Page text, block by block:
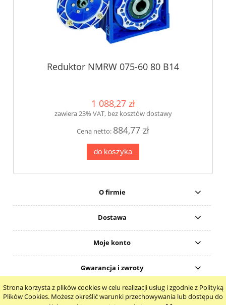
Strona korzysta z plików cookies w celu realizacji usług i zgodnie z Polityką
Plików Cookies. Możesz określić warunki przechowywania lub dostępu do
Reduktor NMRW 075-60 80 B14
1 088,27 zł
zawiera 23% VAT, bez kosztów dostawy
Cena netto: 884,77 zł
do koszyka
O firmie
Dostawa
Moje konto
Gwarancja i zwroty
pokaż pełną wersję strony